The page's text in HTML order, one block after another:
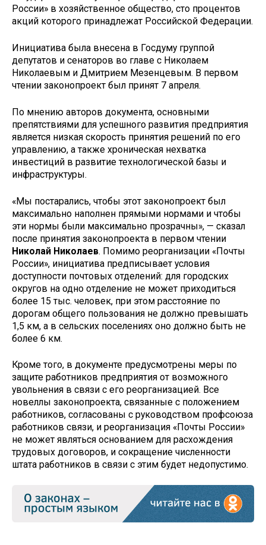
России» в хозяйственное общество, сто процентов
акций которого принадлежат Российской Федерации.
Инициатива была внесена в Госдуму группой
депутатов и сенаторов во главе с Николаем
Николаевым и Дмитрием Мезенцевым. В первом
чтении законопроект был принят 7 апреля.
По мнению авторов документа, основными
препятствиями для успешного развития предприятия
является низкая скорость принятия решений по его
управлению, а также хроническая нехватка
инвестиций в развитие технологической базы и
инфраструктуры.
«Мы постарались, чтобы этот законопроект был
максимально наполнен прямыми нормами и чтобы
эти нормы были максимально прозрачны», — сказал
после принятия законопроекта в первом чтении
Николай Николаев. Помимо реорганизации «Почты
России», инициатива предписывает условия
доступности почтовых отделений: для городских
округов на одно отделение не может приходиться
более 15 тыс. человек, при этом расстояние по
дорогам общего пользования не должно превышать
1,5 км, а в сельских поселениях оно должно быть не
более 6 км.
Кроме того, в документе предусмотрены меры по
защите работников предприятия от возможного
увольнения в связи с его реорганизацией. Все
новеллы законопроекта, связанные с положением
работников, согласованы с руководством профсоюза
работников связи, и реорганизация «Почты России»
не может являться основанием для расхождения
трудовых договоров, и сокращение численности
штата работников в связи с этим будет недопустимо.